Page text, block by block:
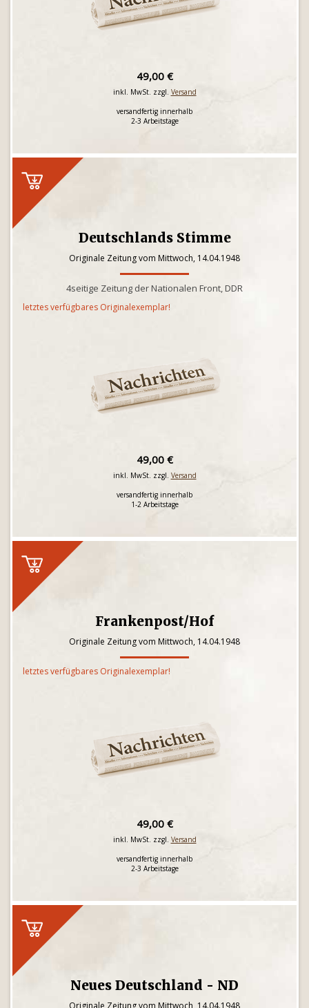
49,00 €
inkl. MwSt. zzgl. Versand
versandfertig innerhalb
2-3 Arbeitstage
Deutschlands Stimme
Originale Zeitung vom Mittwoch, 14.04.1948
4seitige Zeitung der Nationalen Front, DDR
letztes verfügbares Originalexemplar!
49,00 €
inkl. MwSt. zzgl. Versand
versandfertig innerhalb
1-2 Arbeitstage
Frankenpost/Hof
Originale Zeitung vom Mittwoch, 14.04.1948
letztes verfügbares Originalexemplar!
49,00 €
inkl. MwSt. zzgl. Versand
versandfertig innerhalb
2-3 Arbeitstage
Neues Deutschland - ND
Originale Zeitung vom Mittwoch, 14.04.1948